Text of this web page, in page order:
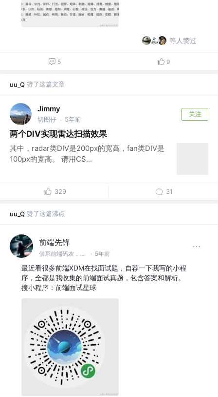
等人赞过
5 9
uu_Q 赞了这篇文章
Jimmy
切图仔 · 5年前
关注
两个DIV实现雷达扫描效果
其中，radar类DIV是200px的宽高，fan类DIV是
100px的宽高。 请用CS...
329 31
uu_Q 赞了这篇沸点
前端先锋
佛系前端码农，公众号：前端先锋 @公众号：前端先锋 · 5年前
最近看很多前端XDM在找面试题，自荐一下我写的小程
序，全都是我收集的前端面试真题，包含答案和解析。
搜小程序：前端面试星球